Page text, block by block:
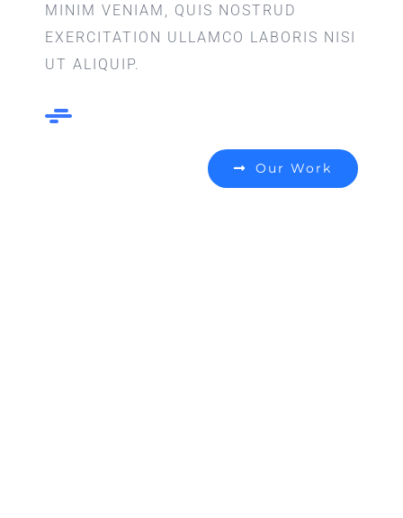
MINIM VENIAM, QUIS NOSTRUD
EXERCITATION ULLAMCO LABORIS NISI
UT ALIQUIP.
Our Work